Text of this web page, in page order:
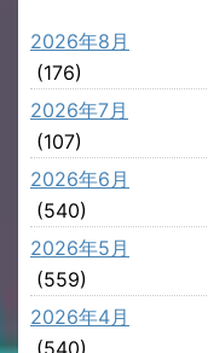
2026年8月
(176)
2026年7月
(107)
2026年6月
(540)
2026年5月
(559)
2026年4月